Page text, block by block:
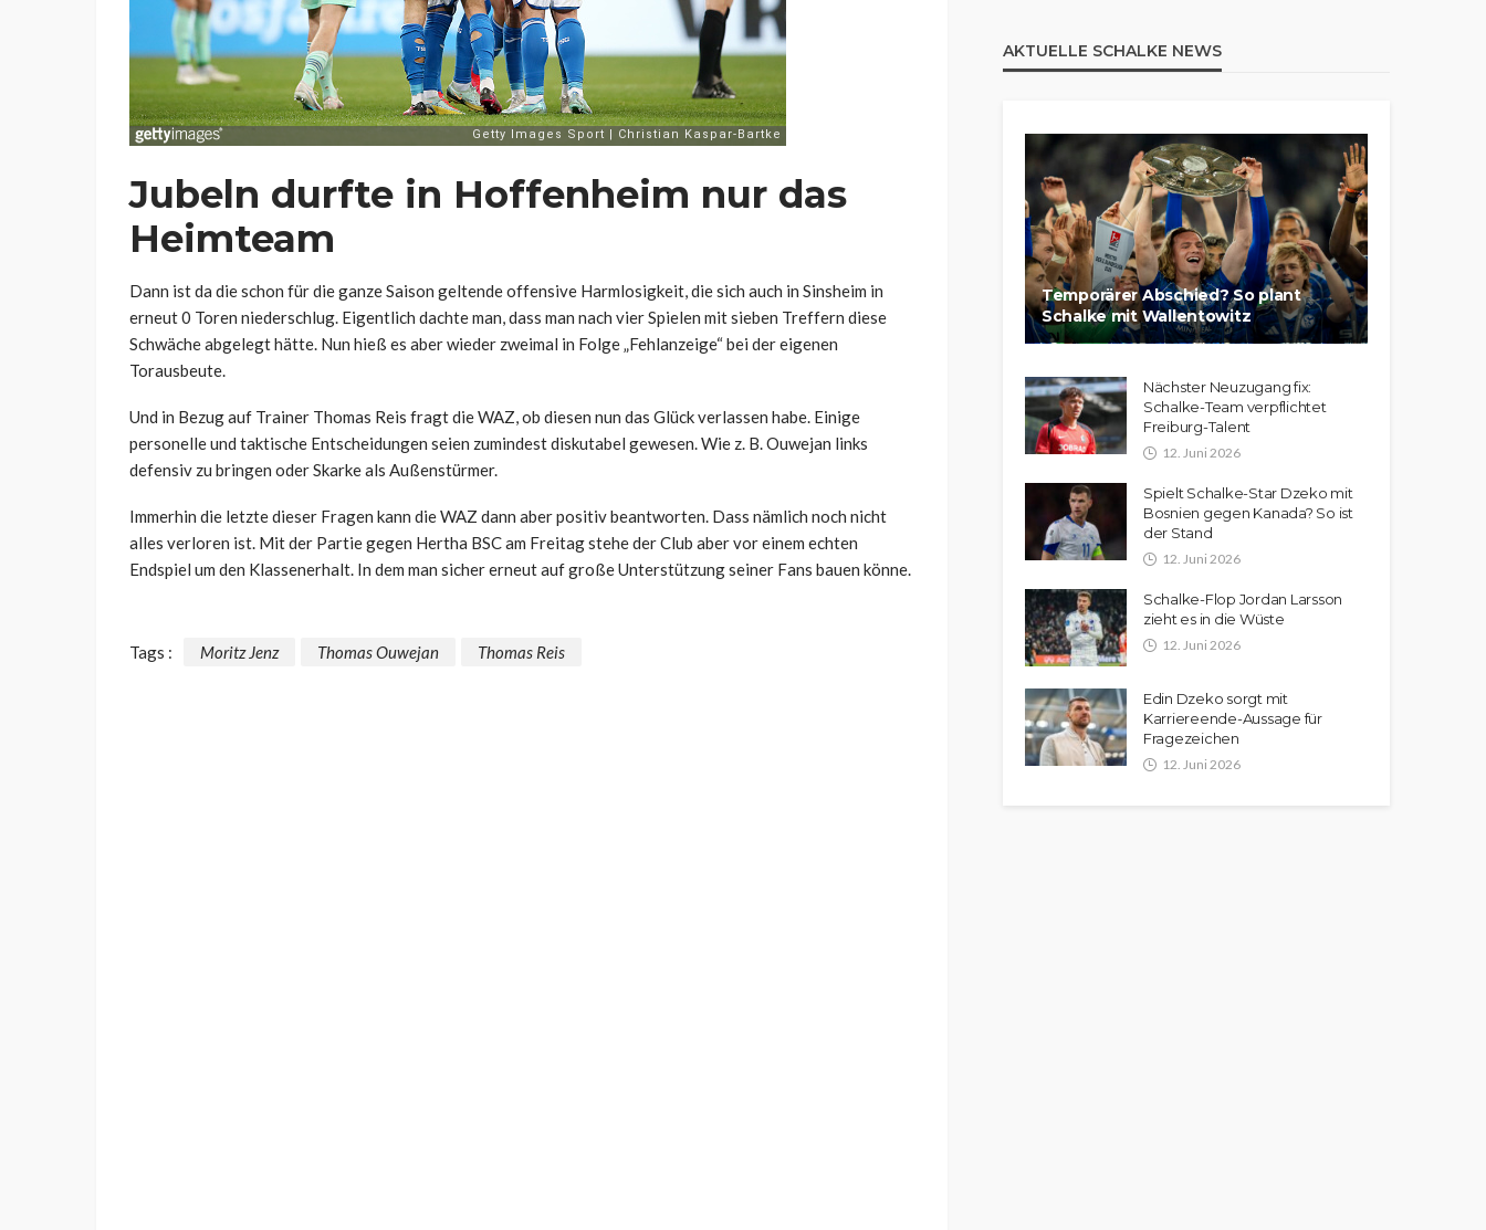
Jubeln durfte in Hoffenheim nur das
Heimteam
Dann ist da die schon für die ganze Saison geltende offensive Harmlosigkeit, die sich auch in Sinsheim in
erneut 0 Toren niederschlug. Eigentlich dachte man, dass man nach vier Spielen mit sieben Treffern diese
Schwäche abgelegt hätte. Nun hieß es aber wieder zweimal in Folge „Fehlanzeige“ bei der eigenen
Torausbeute.
Und in Bezug auf Trainer Thomas Reis fragt die WAZ, ob diesen nun das Glück verlassen habe. Einige
personelle und taktische Entscheidungen seien zumindest diskutabel gewesen. Wie z. B. Ouwejan links
defensiv zu bringen oder Skarke als Außenstürmer.
Immerhin die letzte dieser Fragen kann die WAZ dann aber positiv beantworten. Dass nämlich noch nicht
alles verloren ist. Mit der Partie gegen Hertha BSC am Freitag stehe der Club aber vor einem echten
Endspiel um den Klassenerhalt. In dem man sicher erneut auf große Unterstützung seiner Fans bauen könne.
Tags : Moritz Jenz Thomas Ouwejan Thomas Reis
AKTUELLE SCHALKE NEWS
Temporärer Abschied? So plant
Schalke mit Wallentowitz
Nächster Neuzugang fix:
Schalke-Team verpflichtet
Freiburg-Talent
12. Juni 2026
Spielt Schalke-Star Dzeko mit
Bosnien gegen Kanada? So ist
der Stand
12. Juni 2026
Schalke-Flop Jordan Larsson
zieht es in die Wüste
12. Juni 2026
Edin Dzeko sorgt mit
Karriereende-Aussage für
Fragezeichen
12. Juni 2026